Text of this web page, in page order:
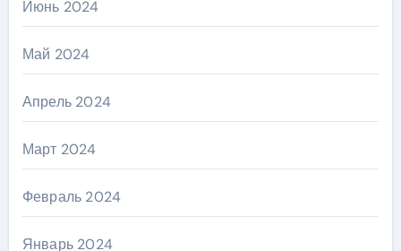
Июнь 2024
Май 2024
Апрель 2024
Март 2024
Февраль 2024
Январь 2024